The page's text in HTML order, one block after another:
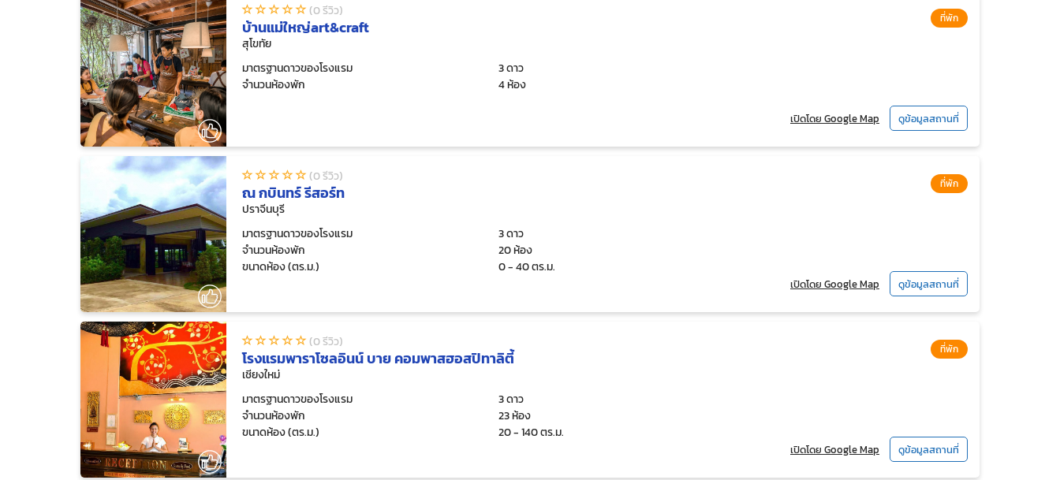
(0 รีวิว)
บ้านแม่ใหญ่art&craft
สุโขทัย
ที่พัก
มาตรฐานดาวของโรงแรม
3 ดาว
จำนวนห้องพัก
4 ห้อง
เปิดโดย Google Map ดูข้อมูลสถานที่
(0 รีวิว)
ณ กบินทร์ รีสอร์ท
ปราจีนบุรี
ที่พัก
มาตรฐานดาวของโรงแรม
3 ดาว
จำนวนห้องพัก
20 ห้อง
ขนาดห้อง (ตร.ม.)
0 - 40 ตร.ม.
เปิดโดย Google Map ดูข้อมูลสถานที่
(0 รีวิว)
โรงแรมพาราโซลอินน์ บาย คอมพาสฮอสปิทาลิตี้
เชียงใหม่
ที่พัก
มาตรฐานดาวของโรงแรม
3 ดาว
จำนวนห้องพัก
23 ห้อง
ขนาดห้อง (ตร.ม.)
20 - 140 ตร.ม.
เปิดโดย Google Map ดูข้อมูลสถานที่